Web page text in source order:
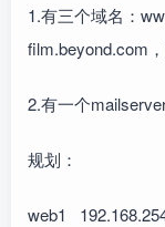
1.有三个域名：
film.beyond.com
2.有一个
规划：
web1